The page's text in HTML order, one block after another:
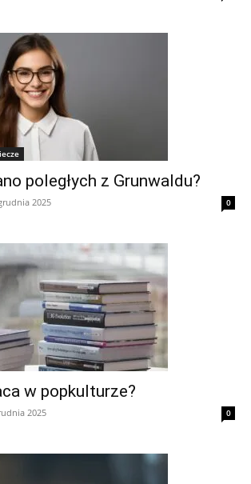
poległych z Grunwaldu?
2025 0
w popkulturze?
2025 0